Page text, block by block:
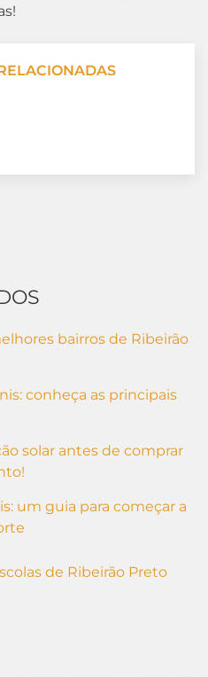
bairros de Ribeirão
conheça as principais
solar antes de comprar
um guia para começar a
de Ribeirão Preto